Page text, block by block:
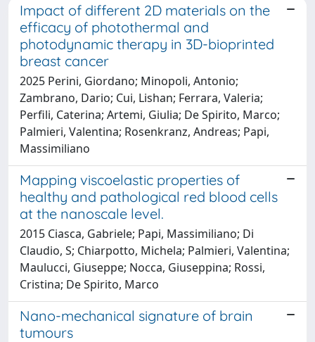
Impact of different 2D materials on the
efficacy of photothermal and
photodynamic therapy in 3D-bioprinted
breast cancer
2025 Perini, Giordano; Minopoli, Antonio;
Zambrano, Dario; Cui, Lishan; Ferrara, Valeria;
Perfili, Caterina; Artemi, Giulia; De Spirito, Marco;
Palmieri, Valentina; Rosenkranz, Andreas; Papi,
Massimiliano
Mapping viscoelastic properties of
healthy and pathological red blood cells
at the nanoscale level.
2015 Ciasca, Gabriele; Papi, Massimiliano; Di
Claudio, S; Chiarpotto, Michela; Palmieri, Valentina;
Maulucci, Giuseppe; Nocca, Giuseppina; Rossi,
Cristina; De Spirito, Marco
Nano-mechanical signature of brain
tumours